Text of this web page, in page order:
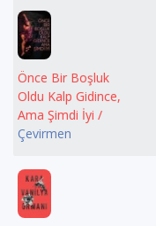
Önce Bir Boşluk
Oldu Kalp Gidince,
Ama Şimdi İyi /
Çevirmen